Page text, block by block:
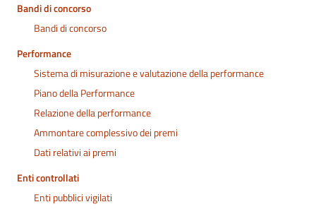
Bandi di concorso
Bandi di concorso
Performance
Sistema di misurazione e valutazione della performance
Piano della Performance
Relazione della performance
Ammontare complessivo dei premi
Dati relativi ai premi
Enti controllati
Enti pubblici vigilati